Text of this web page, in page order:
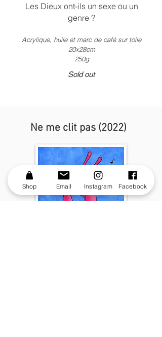
Les Dieux ont-ils un sexe ou un
genre ?
Acrylique, huile et marc de café sur toile
20x28cm
250g
Sold out
Ne me clit pas (2022)
Shop Email Instagram Facebook